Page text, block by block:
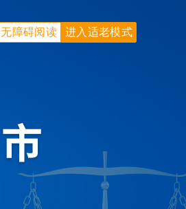
进入适老模式
无障碍阅读